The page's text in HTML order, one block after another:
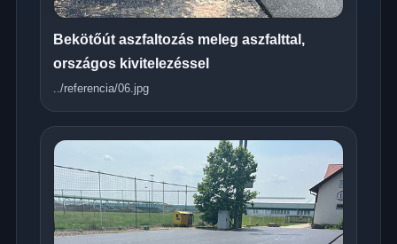
Bekötőút aszfaltozás meleg aszfalttal,
országos kivitelezéssel
../referencia/06.jpg